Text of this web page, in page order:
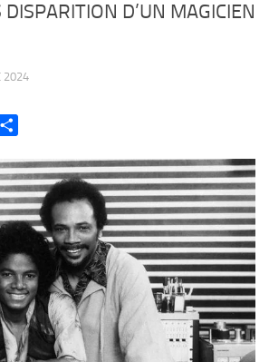
DISPARITION D’UN MAGICIEN
2024